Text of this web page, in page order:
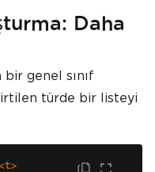
Daha
genel sınıf
türde bir listeyi